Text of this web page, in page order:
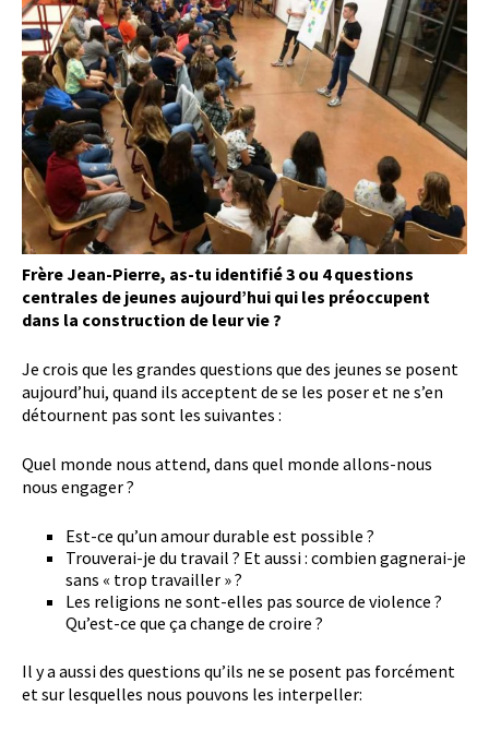
Frère Jean-Pierre, as-tu identifié 3 ou 4 questions
centrales de jeunes aujourd’hui qui les préoccupent
dans la construction de leur vie ?
Je crois que les grandes questions que des jeunes se posent
aujourd’hui, quand ils acceptent de se les poser et ne s’en
détournent pas sont les suivantes :
Quel monde nous attend, dans quel monde allons-nous
nous engager ?
Est-ce qu’un amour durable est possible ?
Trouverai-je du travail ? Et aussi : combien gagnerai-je
sans « trop travailler » ?
Les religions ne sont-elles pas source de violence ?
Qu’est-ce que ça change de croire ?
Il y a aussi des questions qu’ils ne se posent pas forcément
et sur lesquelles nous pouvons les interpeller: